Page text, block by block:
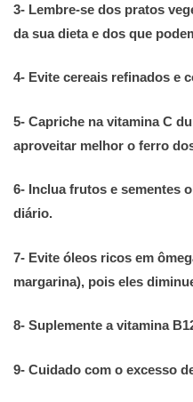
3- Lembre-se dos pratos
da sua dieta e dos que
4- Evite cereais refinados e
5- Capriche na vitamina C
aproveitar melhor o ferro
6- Inclua frutos e sementes
diário.
7- Evite óleos ricos em
margarina), pois eles
8- Suplemente a vitamina
9- Cuidado com o excesso